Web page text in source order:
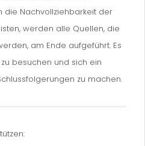
die Nachvollziehbarkeit der
werden alle Quellen, die
am Ende aufgeführt. Es
besuchen und sich ein
zu machen.